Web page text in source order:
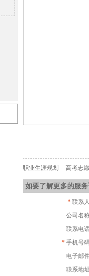
职业生涯规划 高考志
如要了解更多的服
* 联系
公司名
联系电
* 手机号
电子邮
联系地